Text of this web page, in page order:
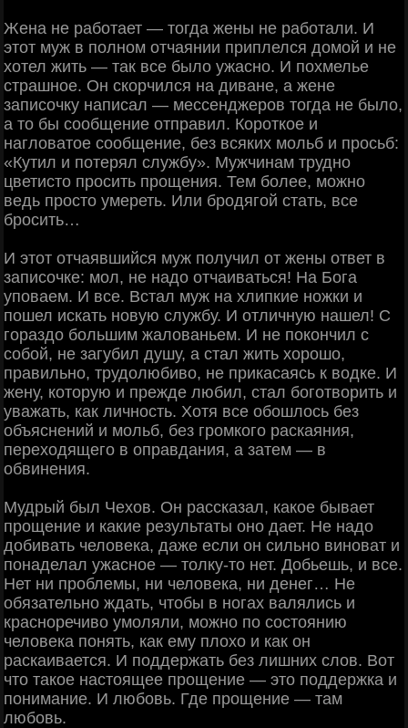
Жена не работает — тогда жены не работали. И
этот муж в полном отчаянии приплелся домой и не
хотел жить — так все было ужасно. И похмелье
страшное. Он скорчился на диване, а жене
записочку написал — мессенджеров тогда не было,
а то бы сообщение отправил. Короткое и
нагловатое сообщение, без всяких мольб и просьб:
«Кутил и потерял службу». Мужчинам трудно
цветисто просить прощения. Тем более, можно
ведь просто умереть. Или бродягой стать, все
бросить…
И этот отчаявшийся муж получил от жены ответ в
записочке: мол, не надо отчаиваться! На Бога
уповаем. И все. Встал муж на хлипкие ножки и
пошел искать новую службу. И отличную нашел! С
гораздо большим жалованьем. И не покончил с
собой, не загубил душу, а стал жить хорошо,
правильно, трудолюбиво, не прикасаясь к водке. И
жену, которую и прежде любил, стал боготворить и
уважать, как личность. Хотя все обошлось без
объяснений и мольб, без громкого раскаяния,
переходящего в оправдания, а затем — в
обвинения.
Мудрый был Чехов. Он рассказал, какое бывает
прощение и какие результаты оно дает. Не надо
добивать человека, даже если он сильно виноват и
понаделал ужасное — толку-то нет. Добьешь, и все.
Нет ни проблемы, ни человека, ни денег… Не
обязательно ждать, чтобы в ногах валялись и
красноречиво умоляли, можно по состоянию
человека понять, как ему плохо и как он
раскаивается. И поддержать без лишних слов. Вот
что такое настоящее прощение — это поддержка и
понимание. И любовь. Где прощение — там
любовь.